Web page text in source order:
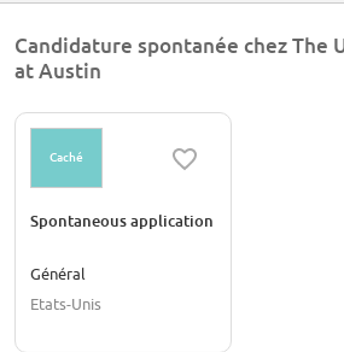
Candidature spontanée chez The
at Austin
Caché
Spontaneous application
Général
Etats-Unis